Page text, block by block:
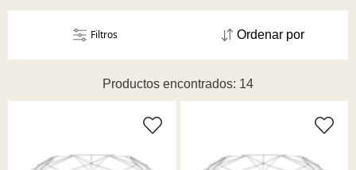
Productos encontrados: 14
Ordenar por
Fecha de lanzamiento
Filtros